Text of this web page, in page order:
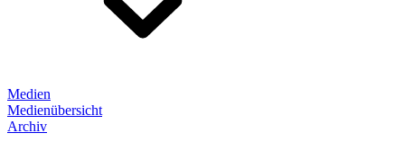
Medien
Medienübersicht
Archiv